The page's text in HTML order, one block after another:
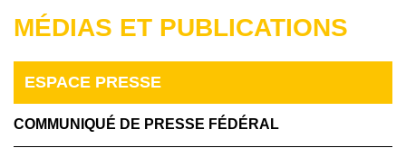
MÉDIAS ET PUBLICATIONS
ESPACE PRESSE
COMMUNIQUÉ DE PRESSE FÉDÉRAL